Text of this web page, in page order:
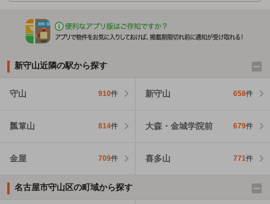
新守山近隣の駅から探す
守山 910件 新守山 658件
瓢箪山 814件 大森・金城学院前 679件
金屋 709件 喜多山 771件
名古屋市守山区の町域から探す